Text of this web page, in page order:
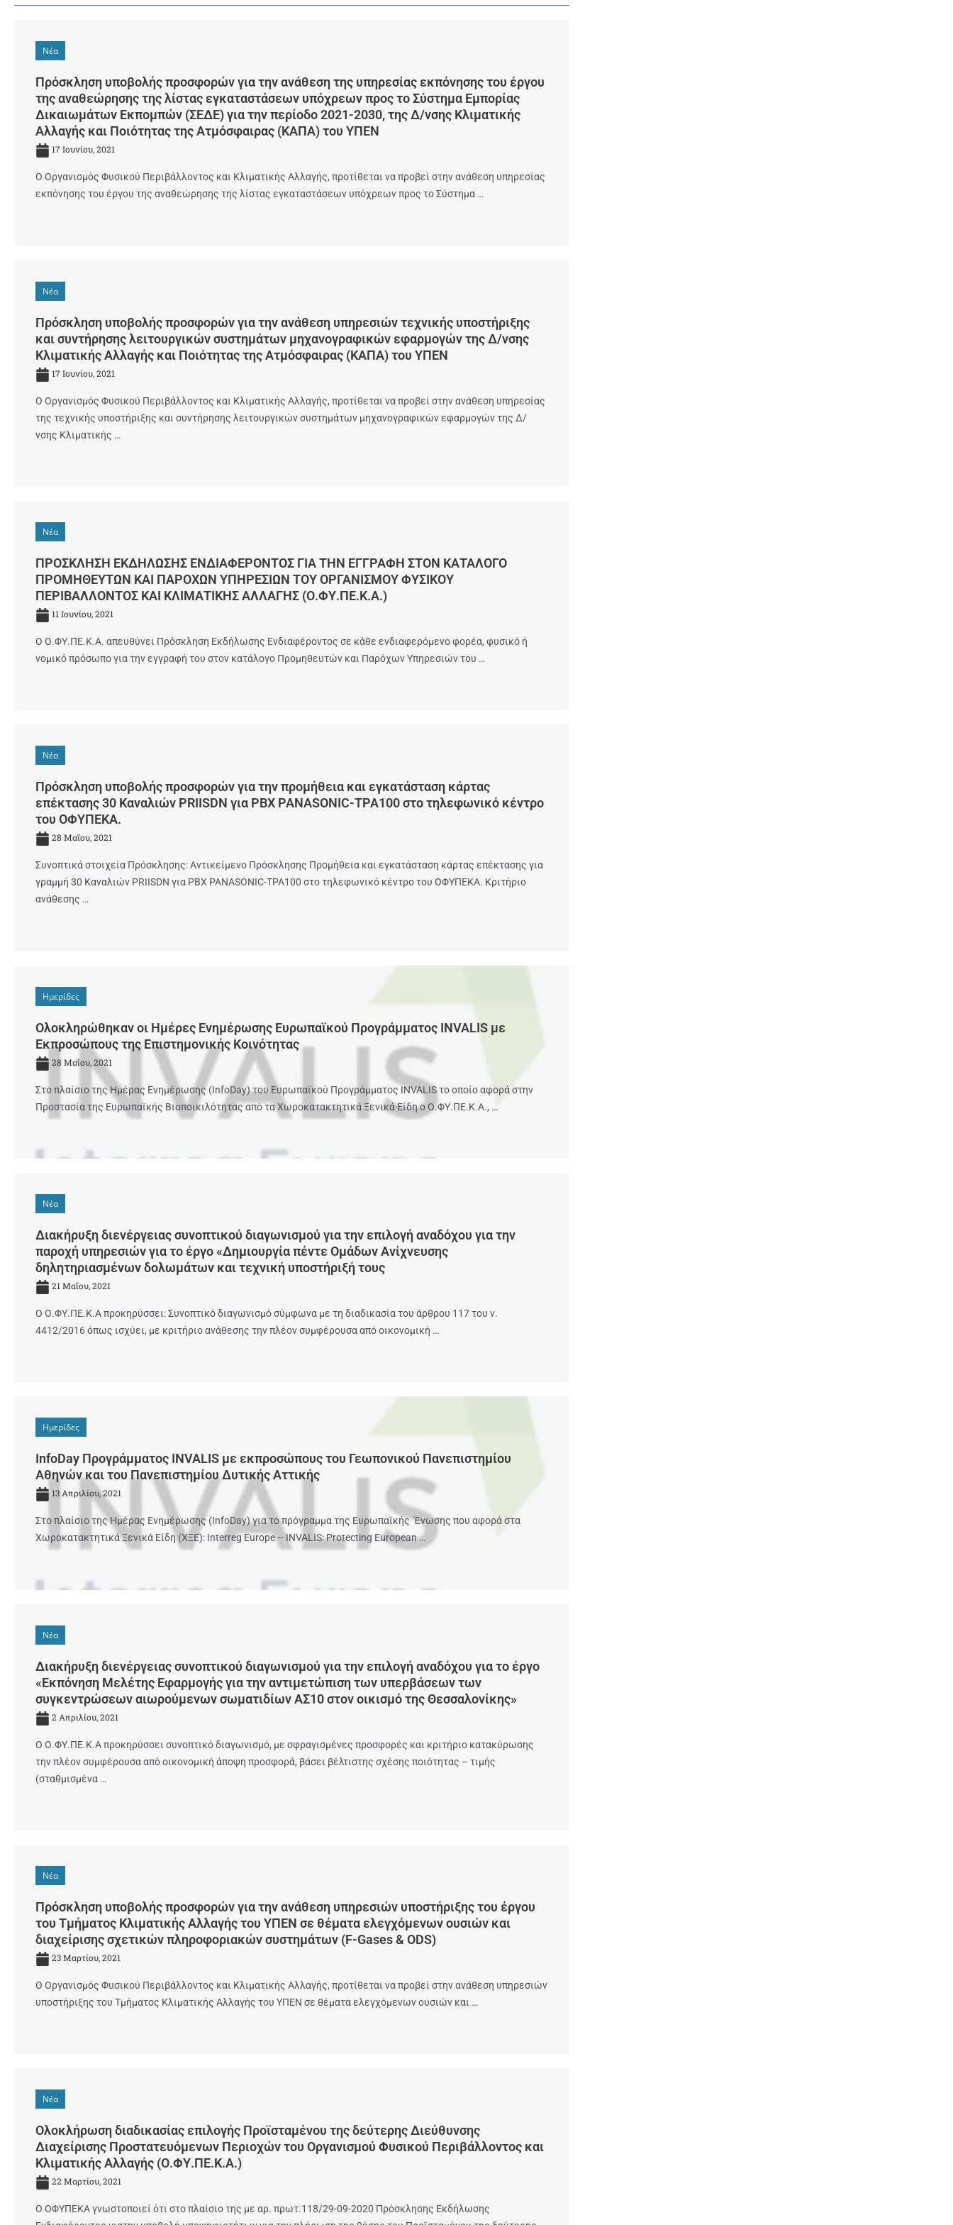
Νέα
Πρόσκληση υποβολής προσφορών για την ανάθεση της υπηρεσίας εκπόνησης του έργου
της αναθεώρησης της λίστας εγκαταστάσεων υπόχρεων προς το Σύστημα Εμπορίας
Δικαιωμάτων Εκπομπών (ΣΕΔΕ) για την περίοδο 2021-2030, της Δ/νσης Κλιματικής
Αλλαγής και Ποιότητας της Ατμόσφαιρας (ΚΑΠΑ) του ΥΠΕΝ
17 Ιουνίου, 2021
Ο Οργανισμός Φυσικού Περιβάλλοντος και Κλιματικής Αλλαγής, προτίθεται να προβεί στην ανάθεση υπηρεσίας
εκπόνησης του έργου της αναθεώρησης της λίστας εγκαταστάσεων υπόχρεων προς το Σύστημα …
Νέα
Πρόσκληση υποβολής προσφορών για την ανάθεση υπηρεσιών τεχνικής υποστήριξης
και συντήρησης λειτουργικών συστημάτων μηχανογραφικών εφαρμογών της Δ/νσης
Κλιματικής Αλλαγής και Ποιότητας της Ατμόσφαιρας (ΚΑΠΑ) του ΥΠΕΝ
17 Ιουνίου, 2021
Ο Οργανισμός Φυσικού Περιβάλλοντος και Κλιματικής Αλλαγής, προτίθεται να προβεί στην ανάθεση υπηρεσίας
της τεχνικής υποστήριξης και συντήρησης λειτουργικών συστημάτων μηχανογραφικών εφαρμογών της Δ/
νσης Κλιματικής …
Νέα
ΠΡΟΣΚΛΗΣΗ ΕΚΔΗΛΩΣΗΣ ΕΝΔΙΑΦΕΡΟΝΤΟΣ ΓΙΑ ΤΗΝ ΕΓΓΡΑΦΗ ΣΤΟΝ ΚΑΤΑΛΟΓΟ
ΠΡΟΜΗΘΕΥΤΩΝ ΚΑΙ ΠΑΡΟΧΩΝ ΥΠΗΡΕΣΙΩΝ ΤΟΥ ΟΡΓΑΝΙΣΜΟΥ ΦΥΣΙΚΟΥ
ΠΕΡΙΒΑΛΛΟΝΤΟΣ ΚΑΙ ΚΛΙΜΑΤΙΚΗΣ ΑΛΛΑΓΗΣ (Ο.ΦΥ.ΠΕ.Κ.Α.)
11 Ιουνίου, 2021
Ο Ο.ΦΥ.ΠΕ.Κ.Α. απευθύνει Πρόσκληση Εκδήλωσης Ενδιαφέροντος σε κάθε ενδιαφερόμενο φορέα, φυσικό ή
νομικό πρόσωπο για την εγγραφή του στον κατάλογο Προμηθευτών και Παρόχων Υπηρεσιών του …
Νέα
Πρόσκληση υποβολής προσφορών για την προμήθεια και εγκατάσταση κάρτας
επέκτασης 30 Καναλιών PRIISDN για PBX PANASONIC-TPA100 στο τηλεφωνικό κέντρο
του ΟΦΥΠΕΚΑ.
28 Μαΐου, 2021
Συνοπτικά στοιχεία Πρόσκλησης: Αντικείμενο Πρόσκλησης Προμήθεια και εγκατάσταση κάρτας επέκτασης για
γραμμή 30 Καναλιών PRIISDN για PBX PANASONIC-TPA100 στο τηλεφωνικό κέντρο του ΟΦΥΠΕΚΑ. Κριτήριο
ανάθεσης …
Ημερίδες
Ολοκληρώθηκαν οι Ημέρες Ενημέρωσης Ευρωπαϊκού Προγράμματος INVALIS με
Εκπροσώπους της Επιστημονικής Κοινότητας
28 Μαΐου, 2021
Στο πλαίσιο της Ημέρας Ενημέρωσης (InfoDay) του Ευρωπαϊκού Προγράμματος INVALIS το οποίο αφορά στην
Προστασία της Ευρωπαϊκής Βιοποικιλότητας από τα Χωροκατακτητικά Ξενικά Είδη ο Ο.ΦΥ.ΠΕ.Κ.Α., …
Νέα
Διακήρυξη διενέργειας συνοπτικού διαγωνισμού για την επιλογή αναδόχου για την
παροχή υπηρεσιών για το έργο «Δημιουργία πέντε Ομάδων Ανίχνευσης
δηλητηριασμένων δολωμάτων και τεχνική υποστήριξή τους
21 Μαΐου, 2021
Ο Ο.ΦΥ.ΠΕ.Κ.Α προκηρύσσει: Συνοπτικό διαγωνισμό σύμφωνα με τη διαδικασία του άρθρου 117 του ν.
4412/2016 όπως ισχύει, με κριτήριο ανάθεσης την πλέον συμφέρουσα από οικονομική …
Ημερίδες
InfoDay Προγράμματος INVALIS με εκπροσώπους του Γεωπονικού Πανεπιστημίου
Αθηνών και του Πανεπιστημίου Δυτικής Αττικής
13 Απριλίου, 2021
Στο πλαίσιο της Ημέρας Ενημέρωσης (InfoDay) για το πρόγραμμα της Ευρωπαϊκής Ένωσης που αφορά στα
Χωροκατακτητικά Ξενικά Είδη (ΧΞΕ): Interreg Europe – INVALIS: Protecting European …
Νέα
Διακήρυξη διενέργειας συνοπτικού διαγωνισμού για την επιλογή αναδόχου για το έργο
«Εκπόνηση Μελέτης Εφαρμογής για την αντιμετώπιση των υπερβάσεων των
συγκεντρώσεων αιωρούμενων σωματιδίων ΑΣ10 στον οικισμό της Θεσσαλονίκης»
2 Απριλίου, 2021
Ο Ο.ΦΥ.ΠΕ.Κ.Α προκηρύσσει συνοπτικό διαγωνισμό, με σφραγισμένες προσφορές και κριτήριο κατακύρωσης
την πλέον συμφέρουσα από οικονομική άποψη προσφορά, βάσει βέλτιστης σχέσης ποιότητας – τιμής
(σταθμισμένα …
Νέα
Πρόσκληση υποβολής προσφορών για την ανάθεση υπηρεσιών υποστήριξης του έργου
του Τμήματος Κλιματικής Αλλαγής του ΥΠΕΝ σε θέματα ελεγχόμενων ουσιών και
διαχείρισης σχετικών πληροφοριακών συστημάτων (F-Gases & ΟDS)
23 Μαρτίου, 2021
Ο Οργανισμός Φυσικού Περιβάλλοντος και Κλιματικής Αλλαγής, προτίθεται να προβεί στην ανάθεση υπηρεσιών
υποστήριξης του Τμήματος Κλιματικής Αλλαγής του ΥΠΕΝ σε θέματα ελεγχόμενων ουσιών και …
Νέα
Ολοκλήρωση διαδικασίας επιλογής Προϊσταμένου της δεύτερης Διεύθυνσης
Διαχείρισης Προστατευόμενων Περιοχών του Οργανισμού Φυσικού Περιβάλλοντος και
Κλιματικής Αλλαγής (Ο.ΦΥ.ΠΕ.Κ.Α.)
22 Μαρτίου, 2021
Ο ΟΦΥΠΕΚΑ γνωστοποιεί ότι στο πλαίσιο της με αρ. πρωτ.118/29-09-2020 Πρόσκλησης Εκδήλωσης